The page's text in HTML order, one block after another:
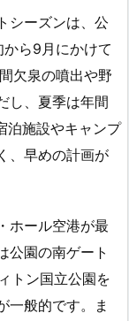
シーズンは、公
ら9月にかけて
欠泉の噴出や野
し、夏季は年間
泊施設やキャンプ
、早めの計画が
ホール空港が最
公園の南ゲート
トン国立公園を
一般的です。ま